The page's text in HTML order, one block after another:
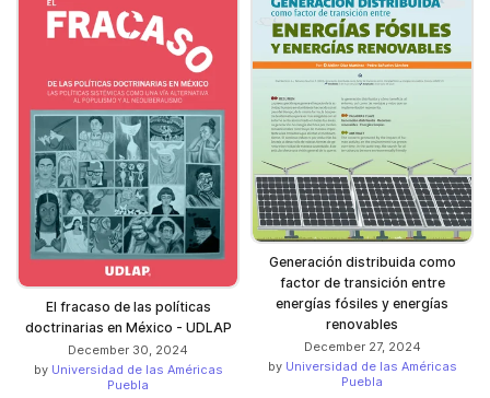
El fracaso de las políticas
doctrinarias en México - UDLAP
December 30, 2024
by Universidad de las Américas
Puebla
Generación distribuida como
factor de transición entre
energías fósiles y energías
renovables
December 27, 2024
by Universidad de las Américas
Puebla